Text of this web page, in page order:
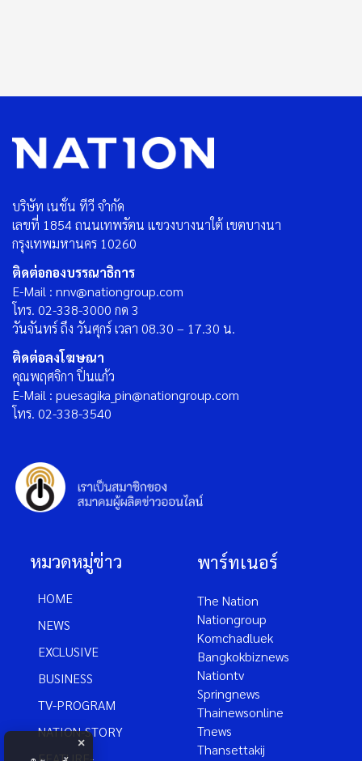
บริษัท เนชั่น ทีวี จำกัด
เลขที่ 1854 ถนนเทพรัตน แขวงบางนาใต้ เขตบางนา
กรุงเทพมหานคร 10260
ติดต่อกองบรรณาธิการ
E-Mail : nnv@nationgroup.com
โทร. 02-338-3000 กด 3
วันจันทร์ ถึง วันศุกร์ เวลา 08.30 – 17.30 น.
ติดต่อลงโฆษณา
คุณพฤศจิกา ปิ่นแก้ว
E-Mail : puesagika_pin@nationgroup.com
โทร. 02-338-3540
หมวดหมู่ข่าว
HOME
NEWS
EXCLUSIVE
BUSINESS
TV-PROGRAM
NATION-STORY
พาร์ทเนอร์
The Nation
Nationgroup
Komchadluek
Bangkokbiznews
Nationtv
Springnews
Thainewsonline
Tnews
Thansettakij
×